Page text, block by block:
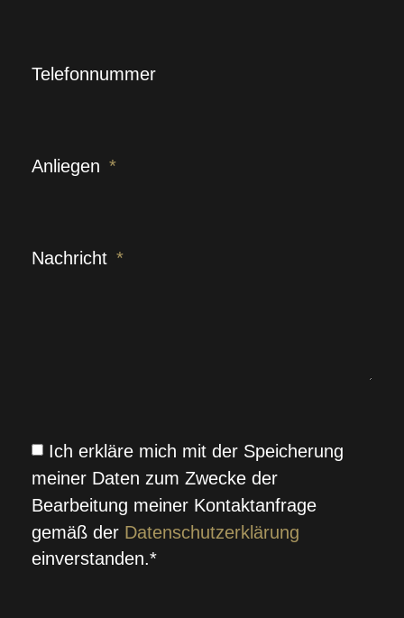
Telefonnummer
Anliegen
Nachricht
Ich erkläre mich mit der Speicherung
meiner Daten zum Zwecke der
Bearbeitung meiner Kontaktanfrage
gemäß der Datenschutzerklärung
einverstanden.*